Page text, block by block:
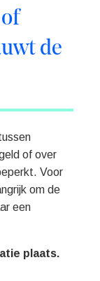
de
of over
Voor
om de
een
plaats.